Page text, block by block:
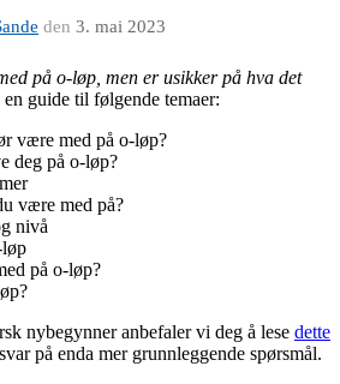
den 3. mai 2023
på o-løp, men er usikker på hva det
guide til følgende temaer:
være med på o-løp?
deg på o-løp?
være med på?
nivå
løp
på o-løp?
nybegynner anbefaler vi deg å lese dette
på enda mer grunnleggende spørsmål.